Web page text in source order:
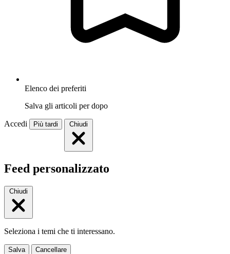
Elenco dei preferiti
Salva gli articoli per dopo
Accedi Più tardi Chiudi
Feed personalizzato
Chiudi
Seleziona i temi che ti interessano.
Salva Cancellare